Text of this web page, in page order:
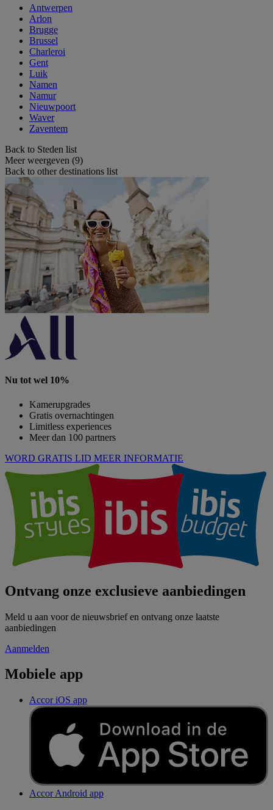
Antwerpen
Arlon
Brugge
Brussel
Charleroi
Gent
Luik
Namen
Namur
Nieuwpoort
Waver
Zaventem
Back to Steden list
Meer weergeven (9)
Back to other destinations list
Nu tot wel 10%
Kamerupgrades
Gratis overnachtingen
Limitless experiences
Meer dan 100 partners
WORD GRATIS LID MEER INFORMATIE
Ontvang onze exclusieve aanbiedingen
Meld u aan voor de nieuwsbrief en ontvang onze laatste
aanbiedingen
Aanmelden
Mobiele app
Accor iOS app
Accor Android app